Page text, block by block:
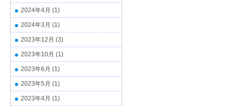
2024年4月 (1)
2024年3月 (1)
2023年12月 (3)
2023年10月 (1)
2023年6月 (1)
2023年5月 (1)
2023年4月 (1)